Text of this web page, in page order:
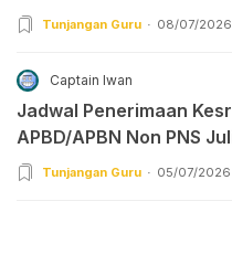
Tunjangan Guru 08/07/
Captain Iwan
Jadwal Penerimaan
APBD/APBN Non PNS
Tunjangan Guru 05/07/2026